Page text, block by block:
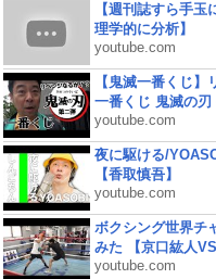
【週刊誌すら手
理学的に分析】
youtube.com
【鬼滅一番くじ
一番くじ 鬼滅の刃
youtube.com
夜に駆ける/
【香取慎吾】
youtube.com
ボクシング世界チ
みた 【京口紘人
youtube.com